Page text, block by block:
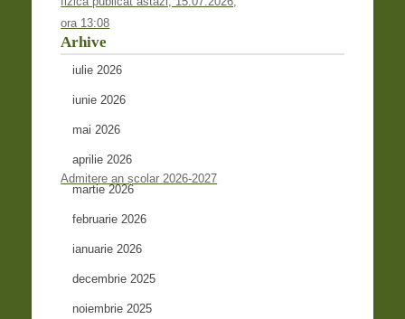
ora 13:08
Admitere an școlar 2026-2027
Arhive
iulie 2026
iunie 2026
mai 2026
aprilie 2026
martie 2026
februarie 2026
ianuarie 2026
decembrie 2025
noiembrie 2025